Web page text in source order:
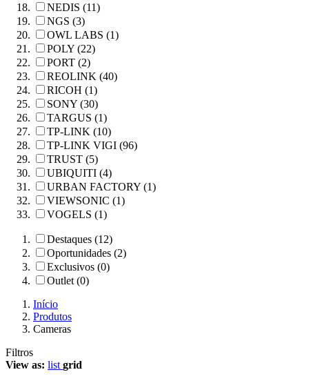
NEDIS (11)
NGS (3)
OWL LABS (1)
POLY (22)
PORT (2)
REOLINK (40)
RICOH (1)
SONY (30)
TARGUS (1)
TP-LINK (10)
TP-LINK VIGI (96)
TRUST (5)
UBIQUITI (4)
URBAN FACTORY (1)
VIEWSONIC (1)
VOGELS (1)
Destaques (12)
Oportunidades (2)
Exclusivos (0)
Outlet (0)
Início
Produtos
Cameras
Filtros
View as: list grid